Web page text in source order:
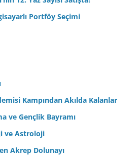
Portföy Seçimi
Kampından Akılda Kalanlar
ve Gençlik Bayramı
ve Astroloji
Akrep Dolunayı